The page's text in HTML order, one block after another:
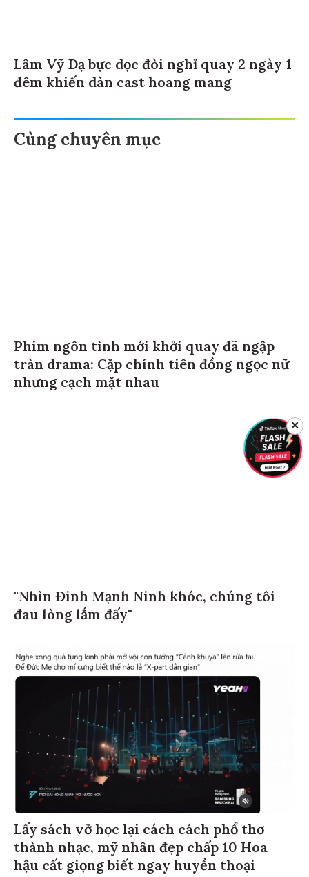
Lâm Vỹ Dạ bực dọc đòi nghỉ quay 2 ngày 1
đêm khiến dàn cast hoang mang
Cùng chuyên mục
Phim ngôn tình mới khởi quay đã ngập
tràn drama: Cặp chính tiên đồng ngọc nữ
nhưng cạch mặt nhau
"Nhìn Đinh Mạnh Ninh khóc, chúng tôi
đau lòng lắm đấy"
Lấy sách vở học lại cách cách phổ thơ
thành nhạc, mỹ nhân đẹp chấp 10 Hoa
hậu cất giọng biết ngay huyền thoại
✕